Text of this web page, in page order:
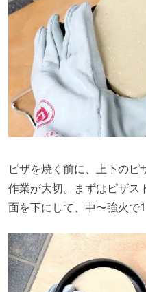
ピザを焼く前に、上下の
作業が大切。まずはピザス
面を下にして、中〜強火で1